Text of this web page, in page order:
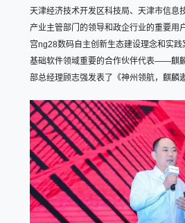
天津经济技术开发区科技局、天津市信息
产业主管部门的领导和政企行业的重要用
宫ng28数码自主创新生态建设理念和实
基础软件领域重要的合作伙伴代表——麒
部总经理顾志强发表了《神州领航，麒麟